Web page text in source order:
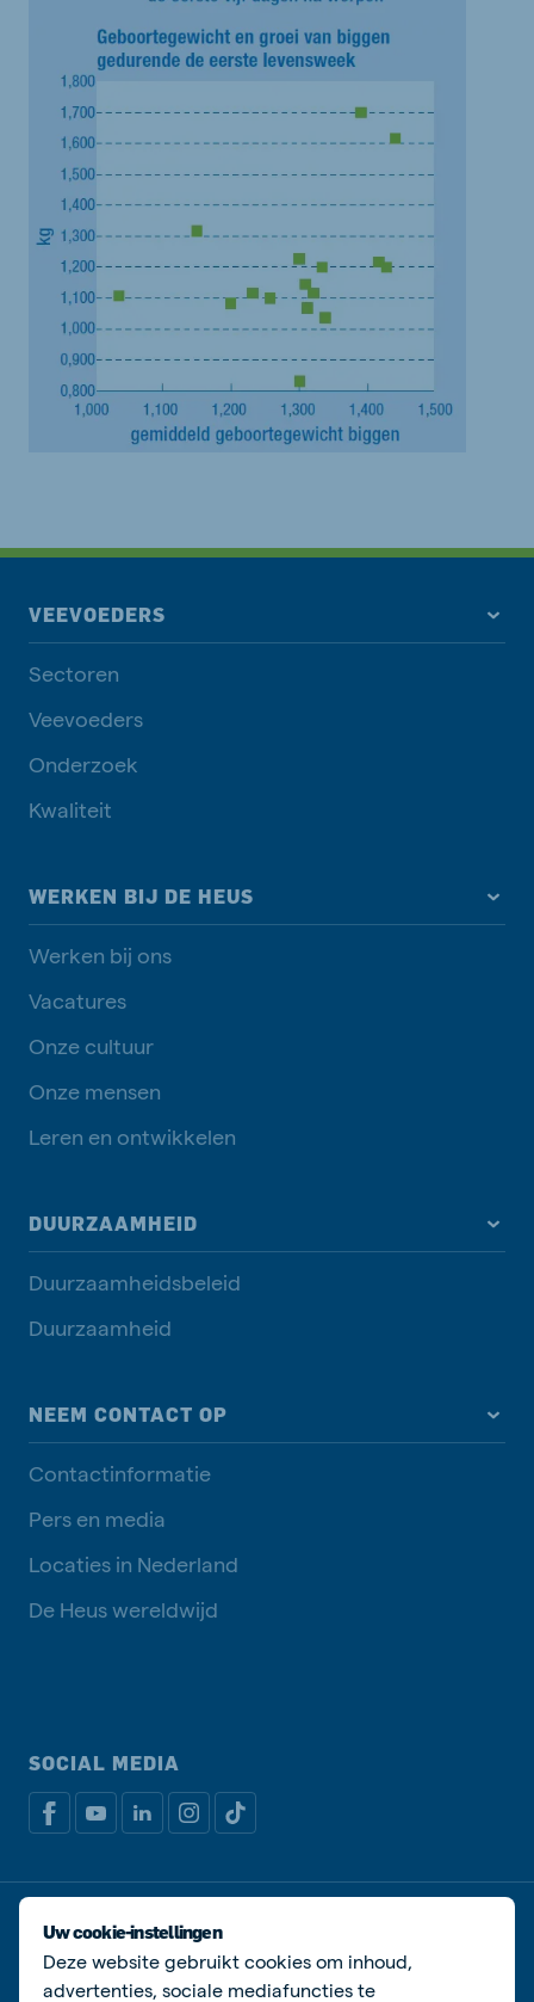
VEEVOEDERS
Sectoren
Veevoeders
Onderzoek
Kwaliteit
WERKEN BIJ DE HEUS
Werken bij ons
Vacatures
Onze cultuur
Onze mensen
Leren en ontwikkelen
DUURZAAMHEID
Duurzaamheidsbeleid
Duurzaamheid
NEEM CONTACT OP
Contactinformatie
Pers en media
Locaties in Nederland
De Heus wereldwijd
SOCIAL MEDIA
Privacy disclaimerCookiebeleid
Algemene voorwaarden
Uw cookie-instellingen
Deze website gebruikt cookies om inhoud,
advertenties, sociale mediafuncties te